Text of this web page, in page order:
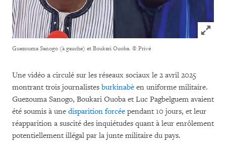
Click
Guezouma Sanogo (à gauche) et Boukari Ouoba. © Privé
Une vidéo a circulé sur les réseaux sociaux le 2 avril 2025
montrant trois journalistes burkinabè en uniforme militaire.
Guezouma Sanogo, Boukari Ouoba et Luc Pagbelguem avaient
été soumis à une disparition forcée pendant 10 jours, et leur
réapparition a suscité des inquiétudes quant à leur enrôlement
potentiellement illégal par la junte militaire du pays.